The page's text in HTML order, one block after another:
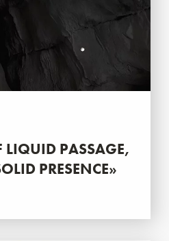
LIQUID PASSAGE,
PRESENCE»